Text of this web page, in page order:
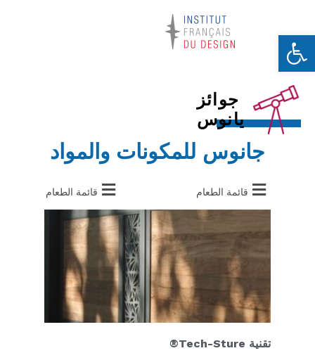
Ouvrir la barre d’outils
جوائز
يانوس
جانوس للمكونات والمواد
قائمة الطعام قائمة الطعام
تقنية Tech-Sture®